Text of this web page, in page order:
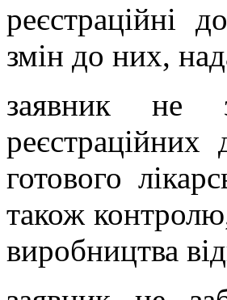
реєстраційні
змін до них,
заявник не
реєстраційних
готового
також
виробництва